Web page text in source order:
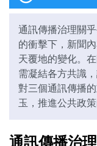
通訊傳播治理關
的衝擊下，新聞
天覆地的變化。
需凝結各方共識
對三個通訊傳播
玉，推進公共政策
通訊傳播治